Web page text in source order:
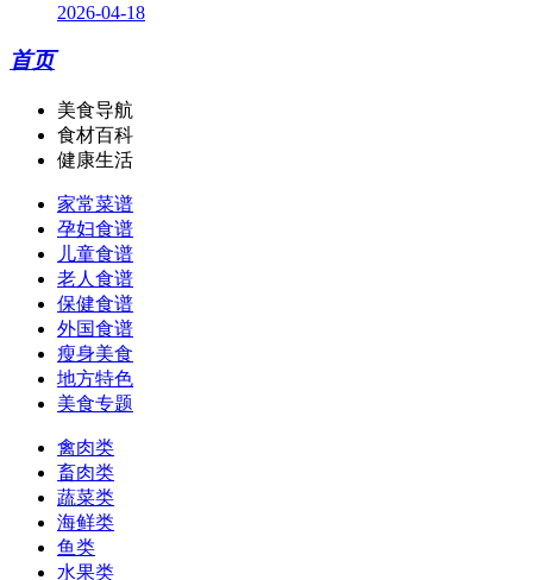
2026-04-18
首页
美食导航
食材百科
健康生活
家常菜谱
孕妇食谱
儿童食谱
老人食谱
保健食谱
外国食谱
瘦身美食
地方特色
美食专题
禽肉类
畜肉类
蔬菜类
海鲜类
鱼类
水果类